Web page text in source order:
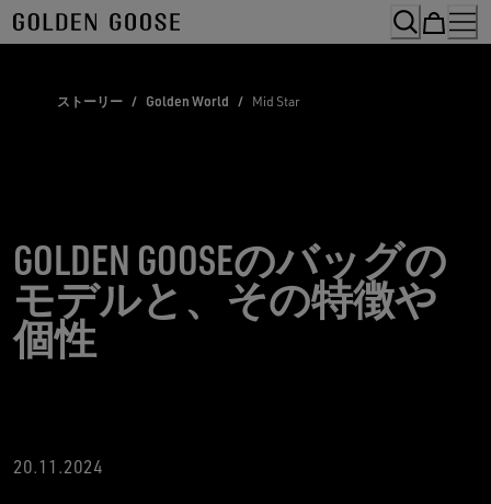
Skip
to
ストーリー / Golden World / Mid Star
GOLDEN GOOSEのバッグの
モデルと、その特徴や
個性
20.11.2024